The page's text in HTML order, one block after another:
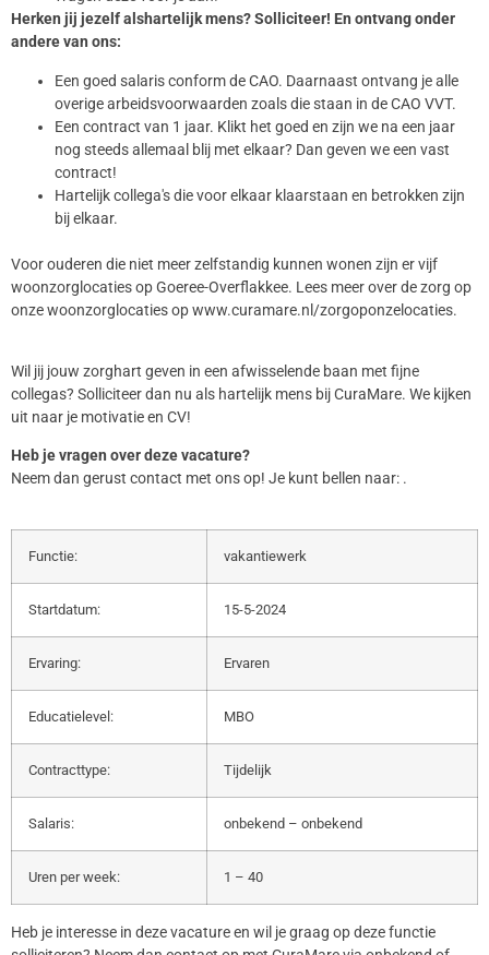
Herken jij jezelf alshartelijk mens? Solliciteer! En ontvang onder
andere van ons:
Een goed salaris conform de CAO. Daarnaast ontvang je alle
overige arbeidsvoorwaarden zoals die staan in de CAO VVT.
Een contract van 1 jaar. Klikt het goed en zijn we na een jaar
nog steeds allemaal blij met elkaar? Dan geven we een vast
contract!
Hartelijk collega's die voor elkaar klaarstaan en betrokken zijn
bij elkaar.
Voor ouderen die niet meer zelfstandig kunnen wonen zijn er vijf
woonzorglocaties op Goeree-Overflakkee. Lees meer over de zorg op
onze woonzorglocaties op www.curamare.nl/zorgoponzelocaties.
Wil jij jouw zorghart geven in een afwisselende baan met fijne
collegas? Solliciteer dan nu als hartelijk mens bij CuraMare. We kijken
uit naar je motivatie en CV!
Heb je vragen over deze vacature?
Neem dan gerust contact met ons op! Je kunt bellen naar: .
Functie: vakantiewerk
Startdatum: 15-5-2024
Ervaring: Ervaren
Educatielevel: MBO
Contracttype: Tijdelijk
Salaris: onbekend – onbekend
Uren per week: 1 – 40
Heb je interesse in deze vacature en wil je graag op deze functie